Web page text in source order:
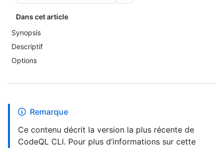
Dans cet article
Synopsis
Descriptif
Options
Remarque
Ce contenu décrit la version la plus récente de
CodeQL CLI. Pour plus d’informations sur cette